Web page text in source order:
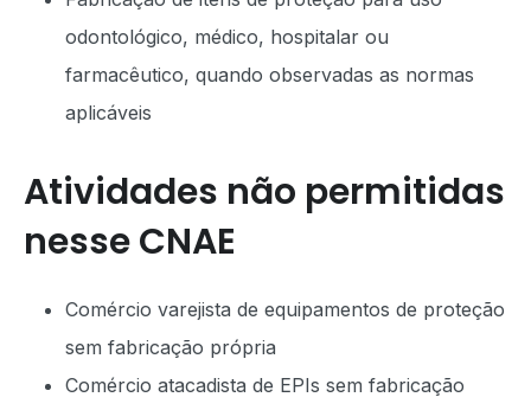
odontológico, médico, hospitalar ou
farmacêutico, quando observadas as normas
aplicáveis
Atividades não permitidas
nesse CNAE
Comércio varejista de equipamentos de proteção
sem fabricação própria
Comércio atacadista de EPIs sem fabricação